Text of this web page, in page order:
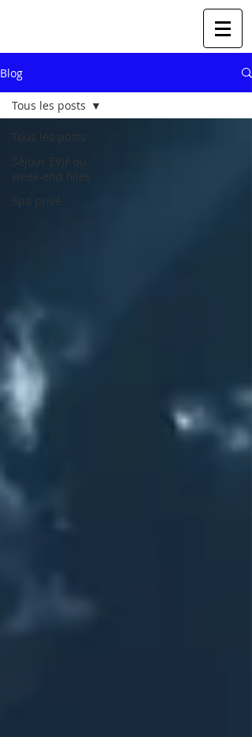
Blog
Tous les posts
Séjour EVJF ou
week-end filles
Spa privé
Tous les posts